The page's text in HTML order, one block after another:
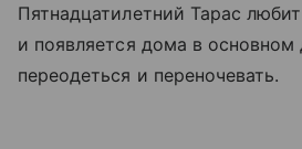
Пятнадцатилетний Тарас
и появляется дома в основном
переодеться и переночевать.